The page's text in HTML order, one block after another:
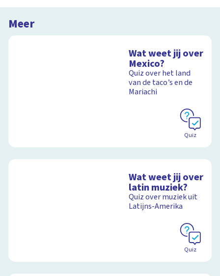
Meer
Wat weet jij over
Mexico?
Quiz over het land
van de taco’s en de
Mariachi
Quiz
Wat weet jij over
latin muziek?
Quiz over muziek uit
Latijns-Amerika
Quiz